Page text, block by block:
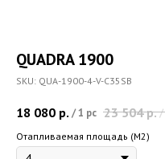
QUADRA 1900
SKU: QUA-1900-4-V-C35SB
18 080 р. /1 pc 23 504 р./
Отапливаемая площадь (M2)